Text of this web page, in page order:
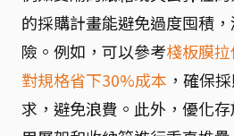
的採購計畫能避免過度囤積
險。例如，可以參考棧板膜
對規格省下30%成本 ，確保
求，避免浪費。此外，優化